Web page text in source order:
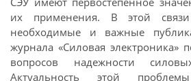
их применения. В этой связи
необходимые и важные
журнала «Силовая электроника»
вопросов надежности
Актуальность этой